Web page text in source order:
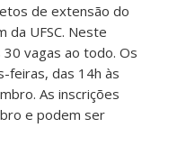
de extensão do
da UFSC. Neste
vagas ao todo. Os
feiras, das 14h às
As inscrições
e podem ser